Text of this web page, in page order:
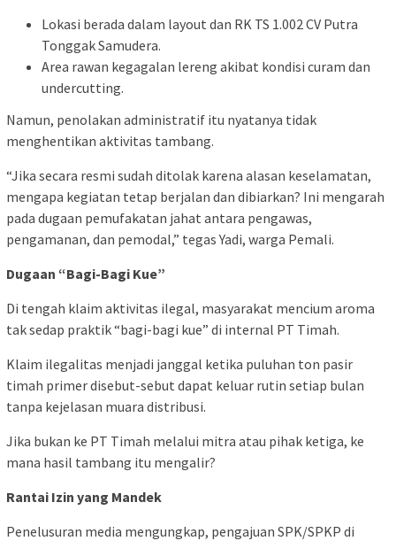
Lokasi berada dalam layout dan RK TS 1.002 CV Putra
Tonggak Samudera.
Area rawan kegagalan lereng akibat kondisi curam dan
undercutting.
Namun, penolakan administratif itu nyatanya tidak
menghentikan aktivitas tambang.
“Jika secara resmi sudah ditolak karena alasan keselamatan,
mengapa kegiatan tetap berjalan dan dibiarkan? Ini mengarah
pada dugaan pemufakatan jahat antara pengawas,
pengamanan, dan pemodal,” tegas Yadi, warga Pemali.
Dugaan “Bagi-Bagi Kue”
Di tengah klaim aktivitas ilegal, masyarakat mencium aroma
tak sedap praktik “bagi-bagi kue” di internal PT Timah.
Klaim ilegalitas menjadi janggal ketika puluhan ton pasir
timah primer disebut-sebut dapat keluar rutin setiap bulan
tanpa kejelasan muara distribusi.
Jika bukan ke PT Timah melalui mitra atau pihak ketiga, ke
mana hasil tambang itu mengalir?
Rantai Izin yang Mandek
Penelusuran media mengungkap, pengajuan SPK/SPKP di